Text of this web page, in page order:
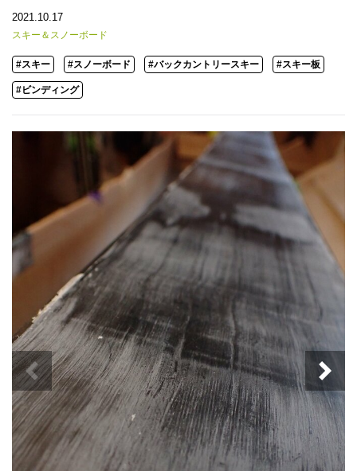
2021.10.17
スキー＆スノーボード
#スキー #スノーボード #バックカントリースキー #スキー板
#ビンディング